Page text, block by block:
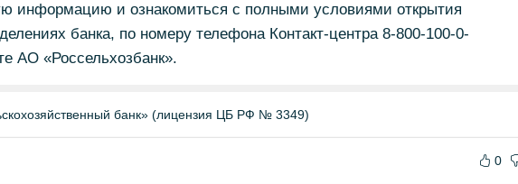
информацию и ознакомиться с полными условиями открытия
банка, по номеру телефона Контакт-центра 8-800-100-0-
АО «Россельхозбанк».
банк» (лицензия ЦБ РФ № 3349)
0